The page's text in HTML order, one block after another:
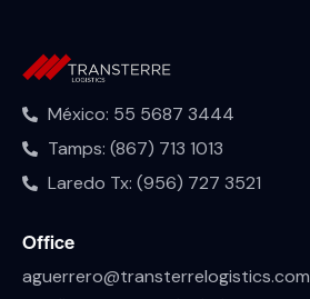
México: 55 5687 3444
Tamps: (867) 713 1013
Laredo Tx: (956) 727 3521
Office
aguerrero@transterrelogistics.com